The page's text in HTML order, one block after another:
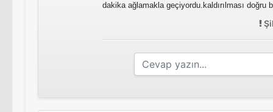
dakika ağlamakla geçiyordu.kaldırılması doğru